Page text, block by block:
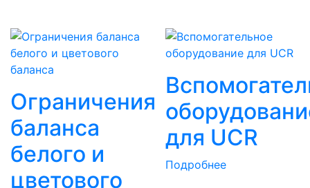
Ограничения
баланса
белого и
цветового
для UCR
Подробнее